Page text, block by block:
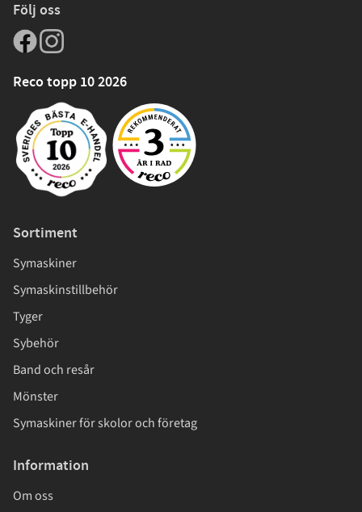
Följ oss
Reco topp 10 2026
Sortiment
Symaskiner
Symaskinstillbehör
Tyger
Sybehör
Band och resår
Mönster
Symaskiner för skolor och företag
Information
Om oss